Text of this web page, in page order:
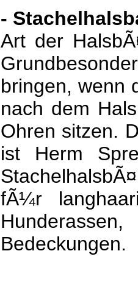
-
Art der
bringen, wenn
nach dem
Ohren sitzen.
ist Herm
fÃ¼r
Bedeckungen.